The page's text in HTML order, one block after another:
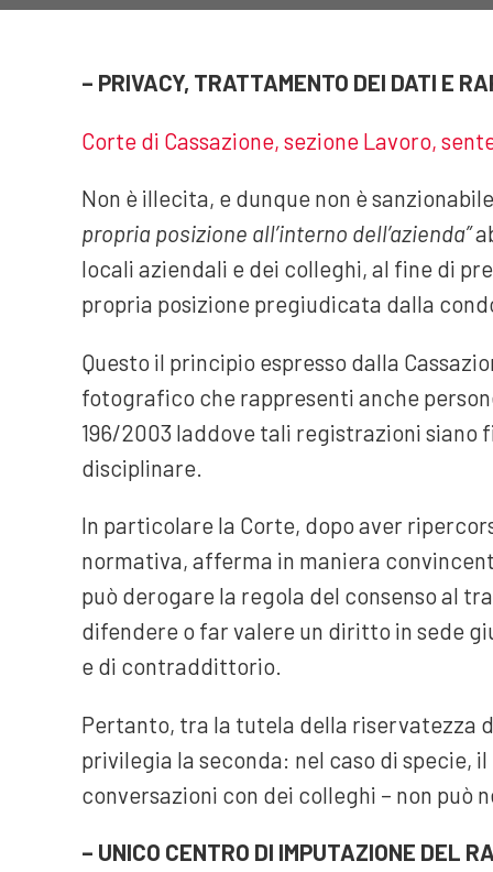
– PRIVACY, TRATTAMENTO DEI DATI E
Corte di Cassazione, sezione Lavoro,
Non è illecita, e dunque non è
propria posizione all’interno dell’azienda”
locali aziendali e dei colleghi, al fine di
propria posizione pregiudicata dalla
Questo il principio espresso dalla
fotografico che rappresenti anche
196/2003 laddove tali registrazioni
disciplinare.
In particolare la Corte, dopo aver
normativa, afferma in maniera
può derogare la regola del consenso al
difendere o far valere un diritto in sede
e di contraddittorio.
Pertanto, tra la tutela della riservatezza
privilegia la seconda: nel caso di specie,
conversazioni con dei colleghi – non
– UNICO CENTRO DI IMPUTAZIONE DEL